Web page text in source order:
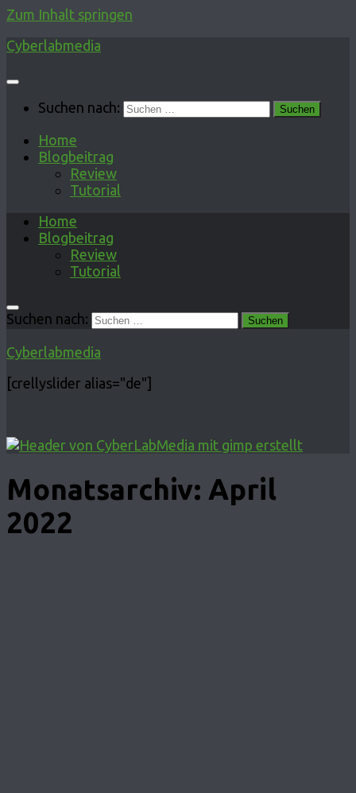
Zum Inhalt springen
Cyberlabmedia
Suchen nach:
Home
Blogbeitrag
Review
Tutorial
Home
Blogbeitrag
Review
Tutorial
Suchen nach:
Cyberlabmedia
[crellyslider alias="de"]
Monatsarchiv: April
2022